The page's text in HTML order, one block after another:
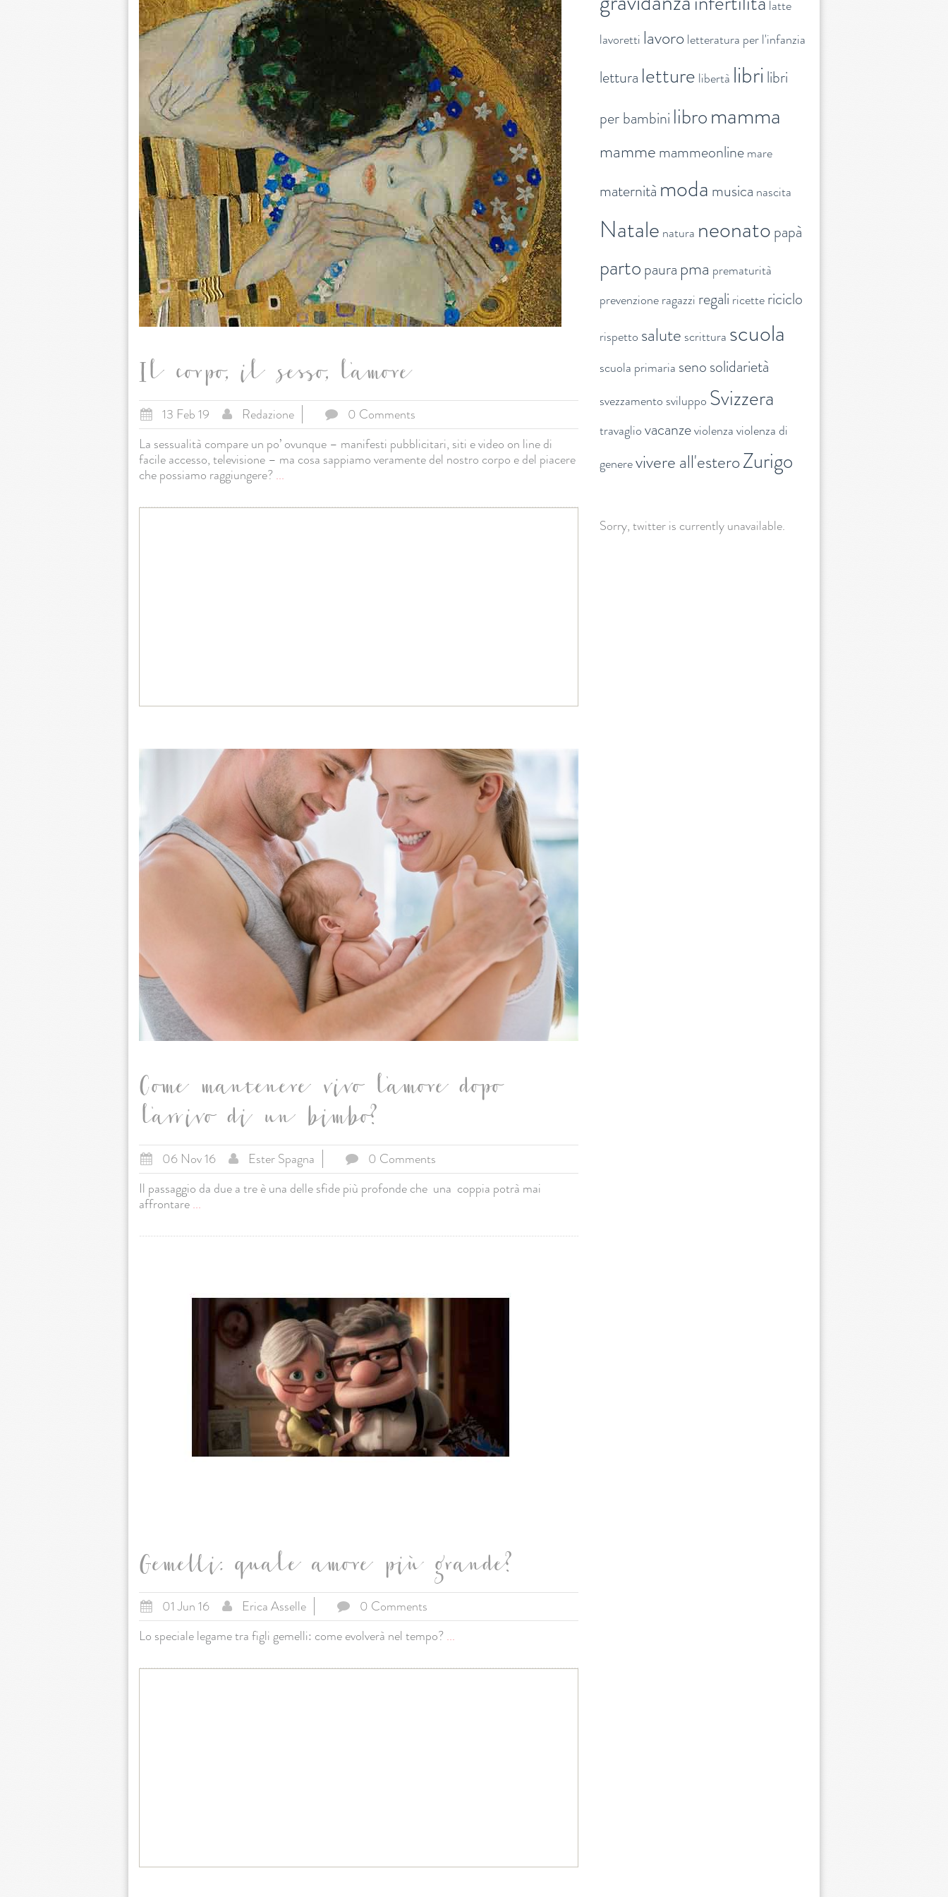
Il corpo, il sesso, l'amore
13 Feb 19 Redazione
0 Comments
La sessualità compare un po’ ovunque – manifesti pubblicitari, siti e video on line di
facile accesso, televisione – ma cosa sappiamo veramente del nostro corpo e del piacere
che possiamo raggiungere?...
Come mantenere vivo l'amore dopo
l'arrivo di un bimbo?
06 Nov 16 Ester Spagna
0 Comments
Il passaggio da due a tre è una delle sfide più profonde che una coppia potrà mai
affrontare...
Gemelli: quale amore più grande?
01 Jun 16 Erica Asselle
0 Comments
Lo speciale legame tra figli gemelli: come evolverà nel tempo?...
latte
lavoretti lavoroletteratura per l'infanzia
lettura letture libertà libri libri
per bambini libromamma
mammemammeonlinemare
maternità moda musica nascita
Natale natura neonatopapà
partopaura pma prematurità
prevenzioneragazzi regali ricettericiclo
rispetto salute scrittura scuola
scuola primaria senosolidarietà
svezzamento sviluppo Svizzera
travaglio vacanzeviolenza violenza di
generevivere all'esteroZurigo
Sorry, twitter is currently unavailable.